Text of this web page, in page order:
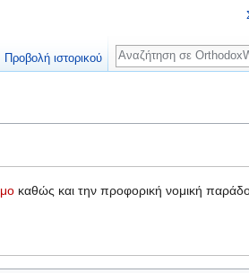
καθώς και την προφορική νομική
Προβολή ιστορικού
Αναζήτηση